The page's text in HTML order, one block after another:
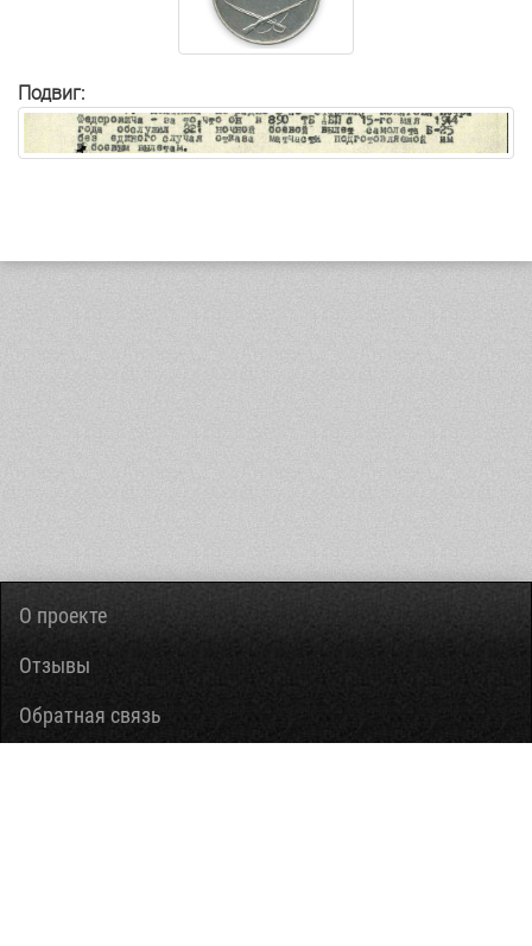
Подвиг:
О проекте
Отзывы
Обратная связь